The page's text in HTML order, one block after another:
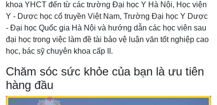
khoa YHCT đến từ các trường Đại học Y Hà Nội, Học viện
Y - Dược học cổ truyền Việt Nam, Trường Đại học Y Dược
- Đại học Quốc gia Hà Nội và hướng dẫn các học viên sau
đại học trong việc làm đề tài bảo vệ luận văn tốt nghiệp cao
học, bác sỹ chuyên khoa cấp II.
Chăm sóc sức khỏe của bạn là ưu tiên
hàng đầu